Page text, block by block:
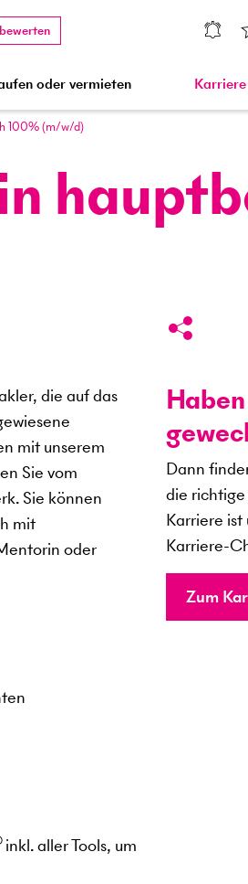
oder vermieten Karriere
100% (m/w/d)
die auf das
mit unserem
Sie vom
Sie können
mit
oder
inkl. aller Tools, um
Dann
die
Karriere ist
Karriere-
Zum